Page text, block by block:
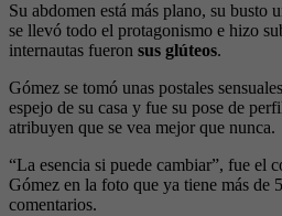
Su abdomen está más plano, su busto
se llevó todo el protagonismo e hizo
internautas fueron sus glúteos.
Gómez se tomó unas postales
espejo de su casa y fue su pose de
atribuyen que se vea mejor que nunca.
“La esencia si puede cambiar”, fue el
Gómez en la foto que ya tiene más de
comentarios.